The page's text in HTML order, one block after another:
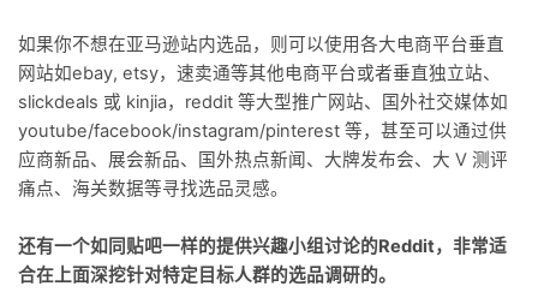
如果你不想在亚马逊站内选品，则可以使用各大电商平台垂直
网站如ebay, etsy，速卖通等其他电商平台或者垂直独立站、
slickdeals 或 kinjia，reddit 等大型推广网站、国外社交媒体如
youtube/facebook/instagram/pinterest 等，甚至可以通过供
应商新品、展会新品、国外热点新闻、大牌发布会、大 V 测评
痛点、海关数据等寻找选品灵感。
还有一个如同贴吧一样的提供兴趣小组讨论的Reddit，非常适
合在上面深挖针对特定目标人群的选品调研的。